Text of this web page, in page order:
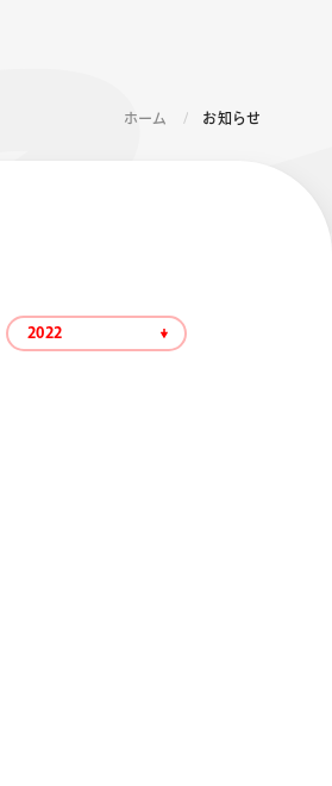
ホーム お知らせ
2022